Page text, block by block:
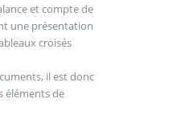
et compte de
une présentation
croisés
il est donc
éléments de